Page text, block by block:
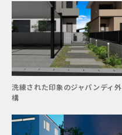
洗練された印象のジャパンディ外
構